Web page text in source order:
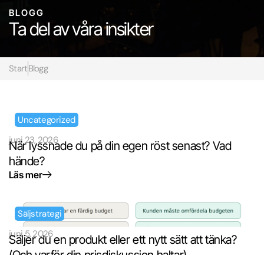
BLOGG
Ta del av våra insikter
StartBlogg
Uncategorized
juni 23, 2026
När lyssnade du på din egen röst senast? Vad
hände?
Läs mer
Säljstrategi
juni 5, 2026
Säljer du en produkt eller ett nytt sätt att tänka?